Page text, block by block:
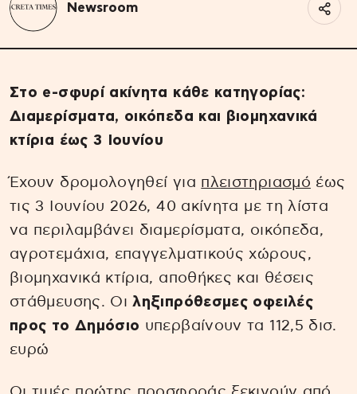
Newsroom
Στο e-σφυρί ακίνητα κάθε κατηγορίας:
Διαμερίσματα, οικόπεδα και βιομηχανικά
κτίρια έως 3 Ιουνίου
Έχουν δρομολογηθεί για πλειστηριασμό έως
τις 3 Ιουνίου 2026, 40 ακίνητα με τη λίστα
να περιλαμβάνει διαμερίσματα, οικόπεδα,
αγροτεμάχια, επαγγελματικούς χώρους,
βιομηχανικά κτίρια, αποθήκες και θέσεις
στάθμευσης. Οιληξιπρόθεσμες οφειλές
προς το Δημόσιο υπερβαίνουν τα 112,5 δισ.
ευρώ